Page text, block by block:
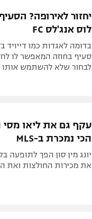
הפועל חיפה
הפועל באר שבע
מכבי נתניה
בני יהודה
יחזור לאירופה?
לוס אנג'לס FC
בדומה לאגדות כמו דייויד
סעיף בחוזה המאפשר לו
לבחור שלא להשתמש אותו
עקף גם את ליאו
הכי נמכרת ב-MLS
את מכירות החולצות ואת